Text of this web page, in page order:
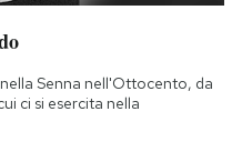
Senna nell'Ottocento, da
ci si esercita nella